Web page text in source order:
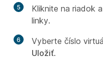
5
Kliknite na riadok
linky.
6
Vyberte číslo
Uložiť.